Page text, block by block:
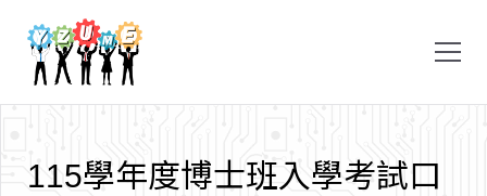
115學年度博士班入學考試口